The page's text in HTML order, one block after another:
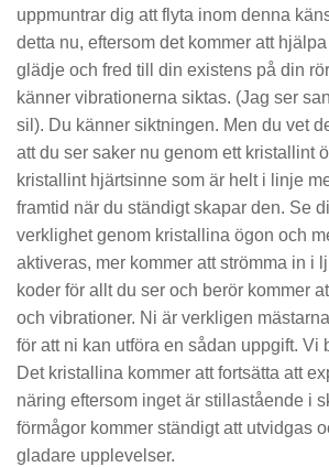
uppmuntrar dig att flyta inom denna
detta nu, eftersom det kommer att
glädje och fred till din existens på din
känner vibrationerna siktas. (Jag ser
sil). Du känner siktningen. Men du vet
att du ser saker nu genom ett kristallint
kristallint hjärtsinne som är helt i linje
framtid när du ständigt skapar den. Se
verklighet genom kristallina ögon och
aktiveras, mer kommer att strömma in i
koder för allt du ser och berör kommer
och vibrationer. Ni är verkligen
för att ni kan utföra en sådan uppgift. Vi
Det kristallina kommer att fortsätta att
näring eftersom inget är stillastående i
förmågor kommer ständigt att utvidgas
gladare upplevelser.